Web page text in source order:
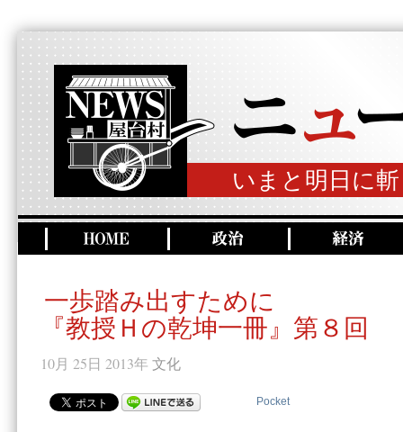
いまと明日に
一歩踏み出すために
『教授Ｈの乾坤一冊』第８回
10月 25日 2013年 文化
Pocket